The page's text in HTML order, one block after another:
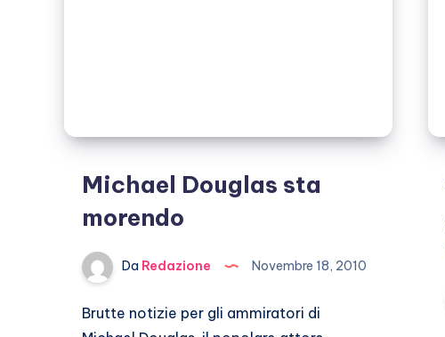
Michael Douglas sta
morendo
Da Redazione Novembre 18, 2010
Brutte notizie per gli ammiratori di